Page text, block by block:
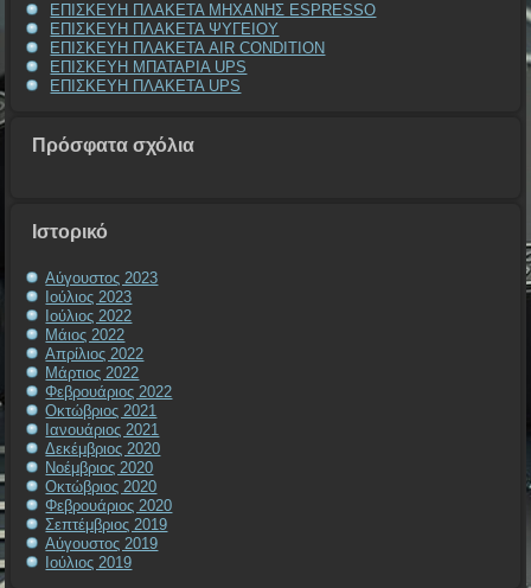
ΕΠΙΣΚΕΥΗ ΠΛΑΚΕΤΑ ΜΗΧΑΝΗΣ ESPRESSO
ΕΠΙΣΚΕΥΗ ΠΛΑΚΕΤΑ ΨΥΓΕΙΟΥ
ΕΠΙΣΚΕΥΗ ΠΛΑΚΕΤΑ AIR CONDITION
ΕΠΙΣΚΕΥΗ ΜΠΑΤΑΡΙΑ UPS
ΕΠΙΣΚΕΥΗ ΠΛΑΚΕΤΑ UPS
Πρόσφατα σχόλια
Ιστορικό
Αύγουστος 2023
Ιούλιος 2023
Ιούλιος 2022
Μάιος 2022
Απρίλιος 2022
Μάρτιος 2022
Φεβρουάριος 2022
Οκτώβριος 2021
Ιανουάριος 2021
Δεκέμβριος 2020
Νοέμβριος 2020
Οκτώβριος 2020
Φεβρουάριος 2020
Σεπτέμβριος 2019
Αύγουστος 2019
Ιούλιος 2019